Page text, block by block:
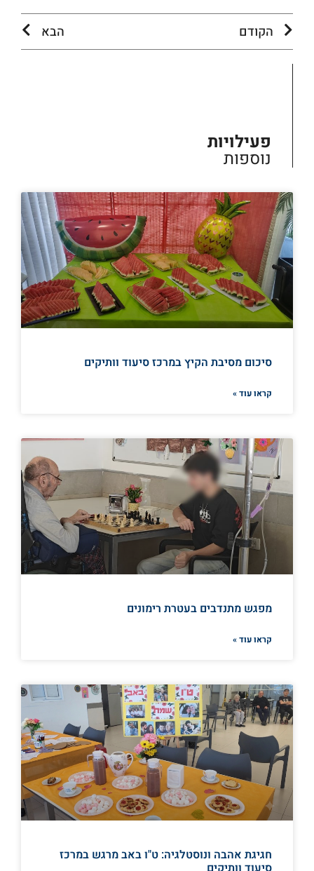
הקודם הבא
פעילויות
נוספות
סיכום מסיבת הקיץ במרכז סיעוד וותיקים
קראו עוד »
מפגש מתנדבים בעטרת רימונים
קראו עוד »
חגיגת אהבה ונוסטלגיה: ט"ו באב מרגש במרכז